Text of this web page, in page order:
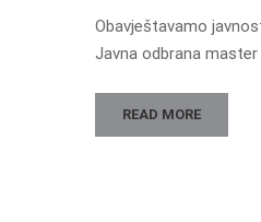
Obavještavamo
Javna odbrana master
READ MORE